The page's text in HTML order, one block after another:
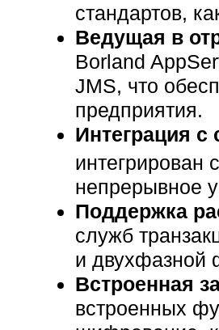
стандартов,
Ведущая в
Borland
JMS, что
предприятия.
Интеграция
интегрирован
непрерывное
Поддержка
служб
и двухфазной
Встроенная
встроенных